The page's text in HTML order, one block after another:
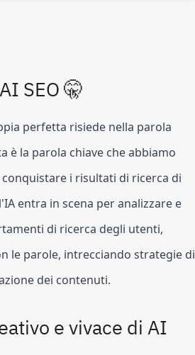
SEO 🤫
perfetta risiede nella parola
è la parola chiave che abbiamo
i risultati di ricerca di
entra in scena per analizzare e
di ricerca degli utenti,
le parole, intrecciando strategie di
dei contenuti.
e vivace di AI